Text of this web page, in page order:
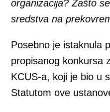
organizacija? Zašto
sredstva na
Posebno je istaknula
propisanog konkursa
KCUS-a, koji je bio u
Statutom ove